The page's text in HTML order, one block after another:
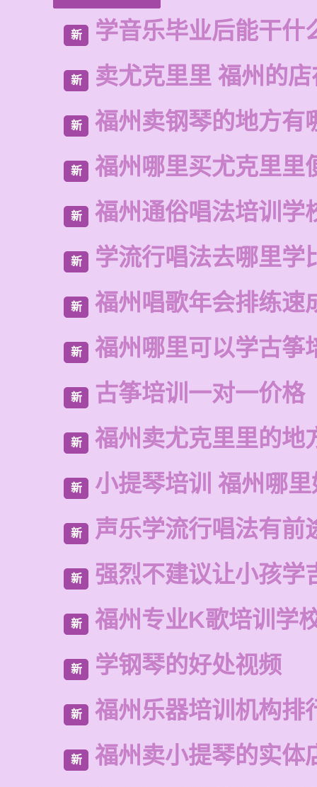
新 学音乐毕业后能干什
新 卖尤克里里 福州的
新 福州卖钢琴的地方有
新 福州哪里买尤克里里
新 福州通俗唱法培训学
新 学流行唱法去哪里学
新 福州唱歌年会排练速
新 福州哪里可以学古筝
新 古筝培训一对一价格
新 福州卖尤克里里的地
新 小提琴培训 福州哪
新 声乐学流行唱法有前
新 强烈不建议让小孩学
新 福州专业K歌培训学
新 学钢琴的好处视频
新 福州乐器培训机构排
新 福州卖小提琴的实体